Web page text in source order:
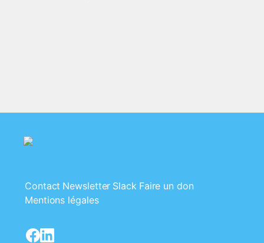
Contact Newsletter Slack Faire un don
Mentions légales